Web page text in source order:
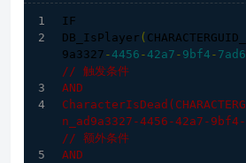
IF
DB_IsPlayer (
9a3327 -4456 -42a7 - 9bf4 -
// 触发条件
AND
CharacterIsDead
n_ad9a3327-4456 -42a7-
// 额外条件
AND